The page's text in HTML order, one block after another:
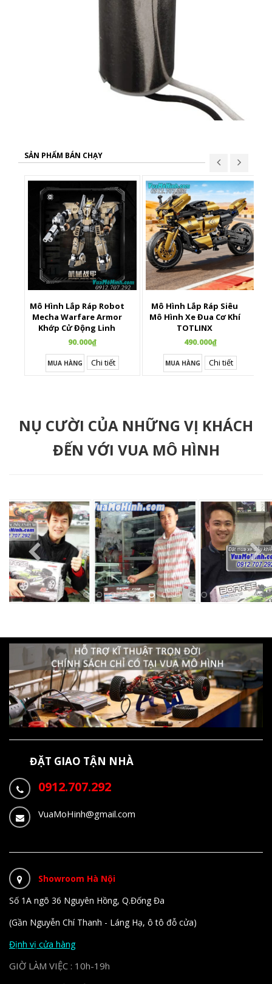
SẢN PHẨM BÁN CHẠY
Mô Hình Lắp Ráp Robot
Mecha Warfare Armor
Khớp Cử Động Linh
Hoạt
90.000₫
MUA HÀNG Chi tiết
Mô Hình Lắp Ráp Siêu
Mô Hình Xe Đua Cơ Khí
TOTLINX
490.000₫
MUA HÀNG Chi tiết
NỤ CƯỜI CỦA NHỮNG VỊ KHÁCH
ĐẾN VỚI VUA MÔ HÌNH
ĐẶT GIAO TẬN NHÀ
0912.707.292
VuaMoHinh@gmail.com
Showroom Hà Nội
Số 1A ngõ 36 Nguyên Hồng, Q.Đống Đa
(Gần Nguyễn Chí Thanh - Láng Hạ, ô tô đỗ cửa)
Định vị cửa hàng
GIỜ LÀM VIỆC : 10h-19h